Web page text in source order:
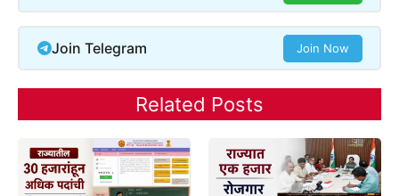
Join Telegram Join Now
Related Posts